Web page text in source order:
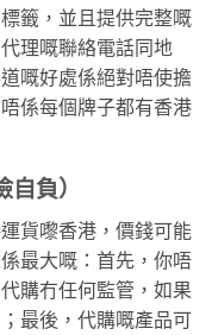
籤，並且提供完整嘅
理嘅聯絡電話同地
嘅好處係絕對唔使擔
係每個牌子都有香港
負）
貨嚟香港，價錢可能
最大嘅：首先，你唔
購冇任何監管，如果
最後，代購嘅產品可